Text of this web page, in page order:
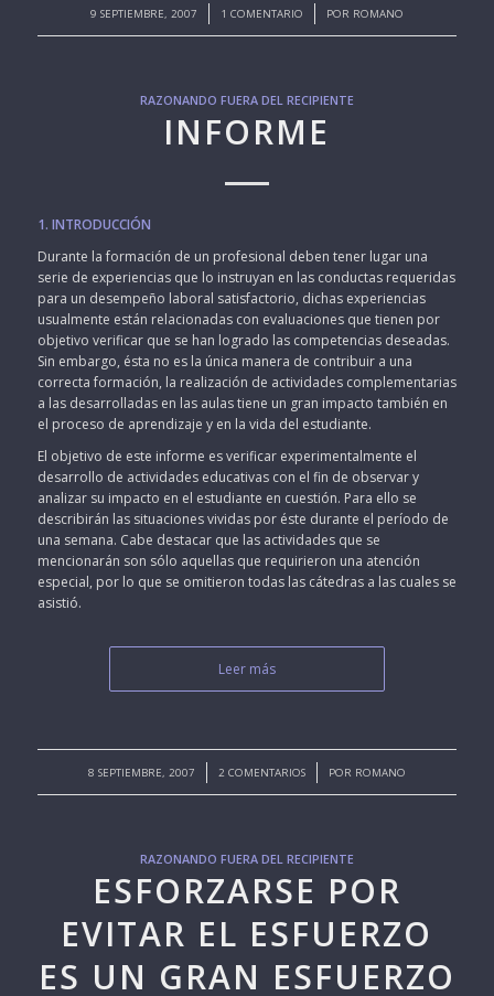
9 SEPTIEMBRE, 2007
/ 1 COMENTARIO
/ POR ROMANO
RAZONANDO FUERA DEL RECIPIENTE
INFORME
1. INTRODUCCIÓN
Durante la formación de un profesional deben tener lugar una
serie de experiencias que lo instruyan en las conductas requeridas
para un desempeño laboral satisfactorio, dichas experiencias
usualmente están relacionadas con evaluaciones que tienen por
objetivo verificar que se han logrado las competencias deseadas.
Sin embargo, ésta no es la única manera de contribuir a una
correcta formación, la realización de actividades complementarias
a las desarrolladas en las aulas tiene un gran impacto también en
el proceso de aprendizaje y en la vida del estudiante.
El objetivo de este informe es verificar experimentalmente el
desarrollo de actividades educativas con el fin de observar y
analizar su impacto en el estudiante en cuestión. Para ello se
describirán las situaciones vividas por éste durante el período de
una semana. Cabe destacar que las actividades que se
mencionarán son sólo aquellas que requirieron una atención
especial, por lo que se omitieron todas las cátedras a las cuales se
asistió.
Leer más
8 SEPTIEMBRE, 2007
/ 2 COMENTARIOS
/ POR ROMANO
RAZONANDO FUERA DEL RECIPIENTE
ESFORZARSE POR
EVITAR EL ESFUERZO
ES UN GRAN ESFUERZO